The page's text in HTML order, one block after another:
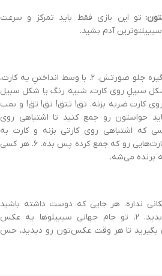
تو این بازی فقط باید تمرکز و سرعت
سیبیلتوترین آدم بشید.
۱. هر بازیکن باید سبیلش رو بگیره جلو صورتش. ۲. با وسط انداختنِ یه کارت،
۳. رنگ یا شکل سبیلِ روی کارت، شبیه رنگ یا شکل سبیل
کارت ضربه بزنه. تق! تتق! تق! تق! و بمب
منفجر می‌شه. ۴. باید حواستون رو جمع کنید تا اشتباهی روی
نزنید. ۵. هر کسی که اشتباهی روی کارتی بزنه و کارت به
سیبیلش بچسبه، باید ۲ تا از کارت‌هایی رو که جمع کرده پس بده. ۶. هر کسی
برنده می‌شه.
نداره. هر جایی که دوست داشته باشید
می‌تونید این بازی رو انجام بدید. ۲. تو جام جهانی سیبیلوها یه عکس
بگیرید تا هر وقت عکس‌تون رو دیدید، حس